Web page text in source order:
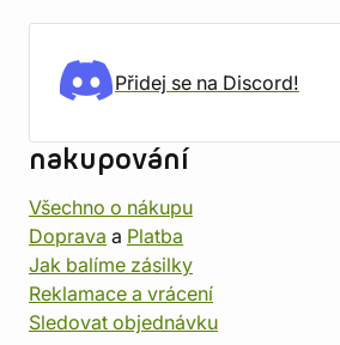
Přidej se na Discord!
nakupování
Všechno o nákupu
Doprava a Platba
Jak balíme zásilky
Reklamace a vrácení
Sledovat objednávku